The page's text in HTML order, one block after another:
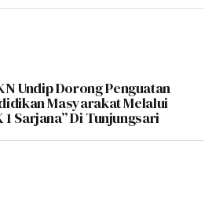
Undip Dorong Penguatan
Masyarakat Melalui
1 Sarjana” Di Tunjungsari